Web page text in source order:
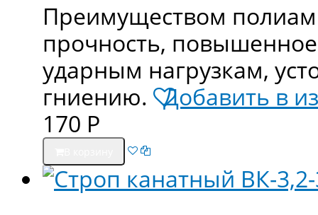
Преимуществом
прочность,
ударным нагрузкам,
гниению. Добавить в
170 Р